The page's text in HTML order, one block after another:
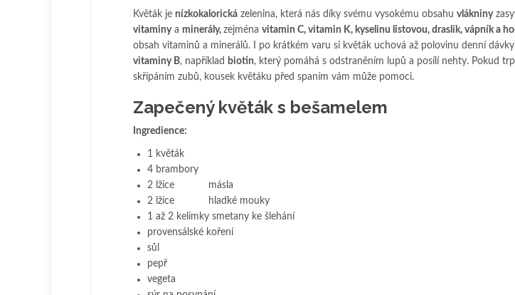
Květák je nízkokalorická zelenina, která nás díky svému vysokému obsahu vlákniny
vitaminya minerály, zejména vitamin C, vitamin K, kyselinu listovou, draslík, vápník a
obsah vitaminů a minerálů. I po krátkém varu si květák uchová až polovinu denní
vitaminy B, například biotin, který pomáhá s odstraněním lupů a posílí nehty. Pokud
skřípáním zubů, kousek květáku před spaním vám může pomoci.
Zapečený květák s bešamelem
Ingredience:
1 květák
4 brambory
2 lžíce másla
2 lžíce hladké mouky
1 až 2 kelímky smetany ke šlehání
provensálské koření
sůl
pepř
vegeta